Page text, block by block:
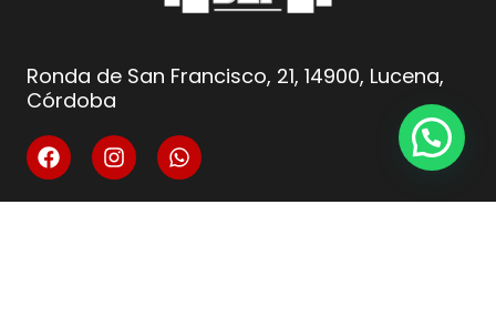
Ronda de San Francisco, 21, 14900, Lucena,
Córdoba